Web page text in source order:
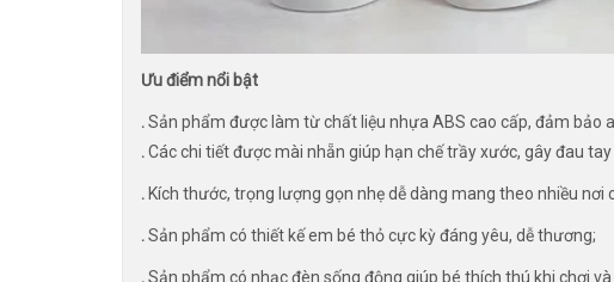
Ưu điểm nổi bật
.Sản phẩm được làm từ chất liệu nhựa ABS cao cấp, đảm bảo
.Các chi tiết được mài nhẵn giúp hạn chế trầy xước, gây đau tay
.Kích thước, trọng lượng gọn nhẹ dễ dàng mang theo nhiều nơi
.Sản phẩm có thiết kế em bé thỏ cực kỳ đáng yêu, dễ thương;
.Sản phẩm có nhạc đèn sống động giúp bé thích thú khi chơi